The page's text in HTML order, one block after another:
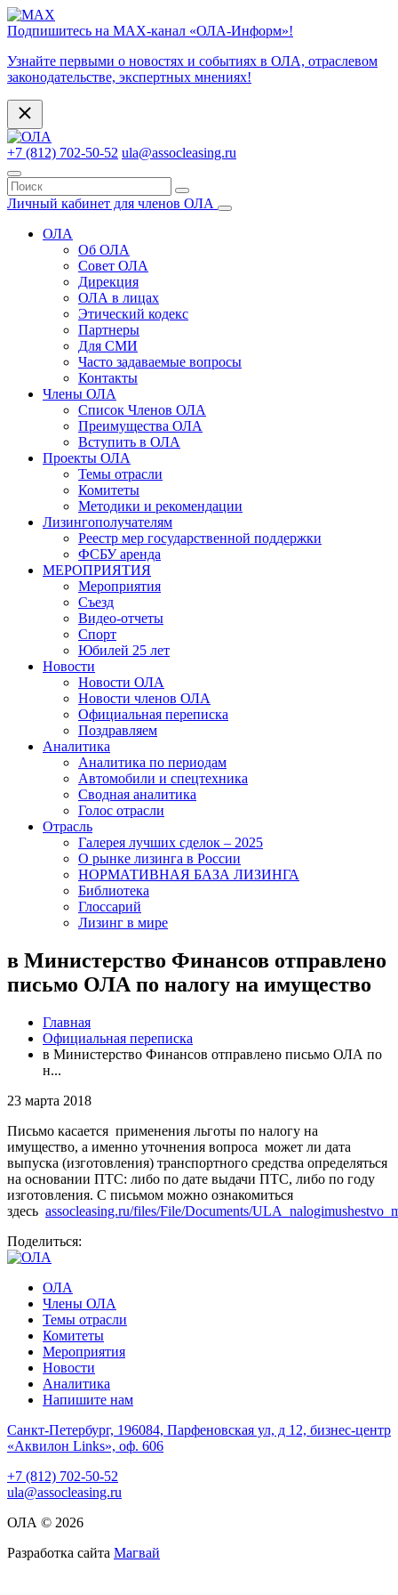
Подпишитесь на МАХ-канал «ОЛА-Информ»!
Узнайте первыми о новостях и событиях в ОЛА, отраслевом
законодательстве, экспертных мнениях!
+7 (812) 702-50-52 ula@assocleasing.ru
Личный кабинет для членов ОЛА
ОЛА
Об ОЛА
Совет ОЛА
Дирекция
ОЛА в лицах
Этический кодекс
Партнеры
Для СМИ
Часто задаваемые вопросы
Контакты
Члены ОЛА
Список Членов ОЛА
Преимущества ОЛА
Вступить в ОЛА
Проекты ОЛА
Темы отрасли
Комитеты
Методики и рекомендации
Лизингополучателям
Реестр мер государственной поддержки
ФСБУ аренда
МЕРОПРИЯТИЯ
Мероприятия
Съезд
Видео-отчеты
Спорт
Юбилей 25 лет
Новости
Новости ОЛА
Новости членов ОЛА
Официальная переписка
Поздравляем
Аналитика
Аналитика по периодам
Автомобили и спецтехника
Сводная аналитика
Голос отрасли
Отрасль
Галерея лучших сделок – 2025
О рынке лизинга в России
НОРМАТИВНАЯ БАЗА ЛИЗИНГА
Библиотека
Глоссарий
Лизинг в мире
в Министерство Финансов отправлено
письмо ОЛА по налогу на имущество
Главная
Официальная переписка
в Министерство Финансов отправлено письмо ОЛА по
н...
23 марта 2018
Письмо касается применения льготы по налогу на
имущество, а именно уточнения вопроса может ли дата
выпуска (изготовления) транспортного средства определяться
на основании ПТС: либо по дате выдачи ПТС, либо по году
изготовления. С письмом можно ознакомиться
здесь assocleasing.ru/files/File/Documents/
Поделиться:
ОЛА
Члены ОЛА
Темы отрасли
Комитеты
Мероприятия
Новости
Аналитика
Напишите нам
Санкт-Петербург, 196084, Парфеновская ул, д 12, бизнес-центр
«Аквилон Links», оф. 606
+7 (812) 702-50-52
ula@assocleasing.ru
ОЛА © 2026
Разработка сайта Магвай